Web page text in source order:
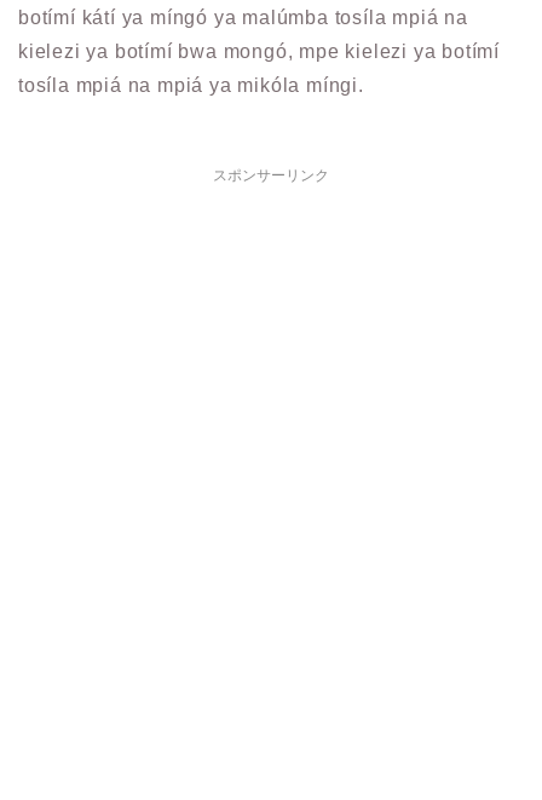
botímí kátí ya míngó ya malúmba tosíla mpiá na
kielezi ya botímí bwa mongó, mpe kielezi ya botímí
tosíla mpiá na mpiá ya mikóla míngi.
スポンサーリンク